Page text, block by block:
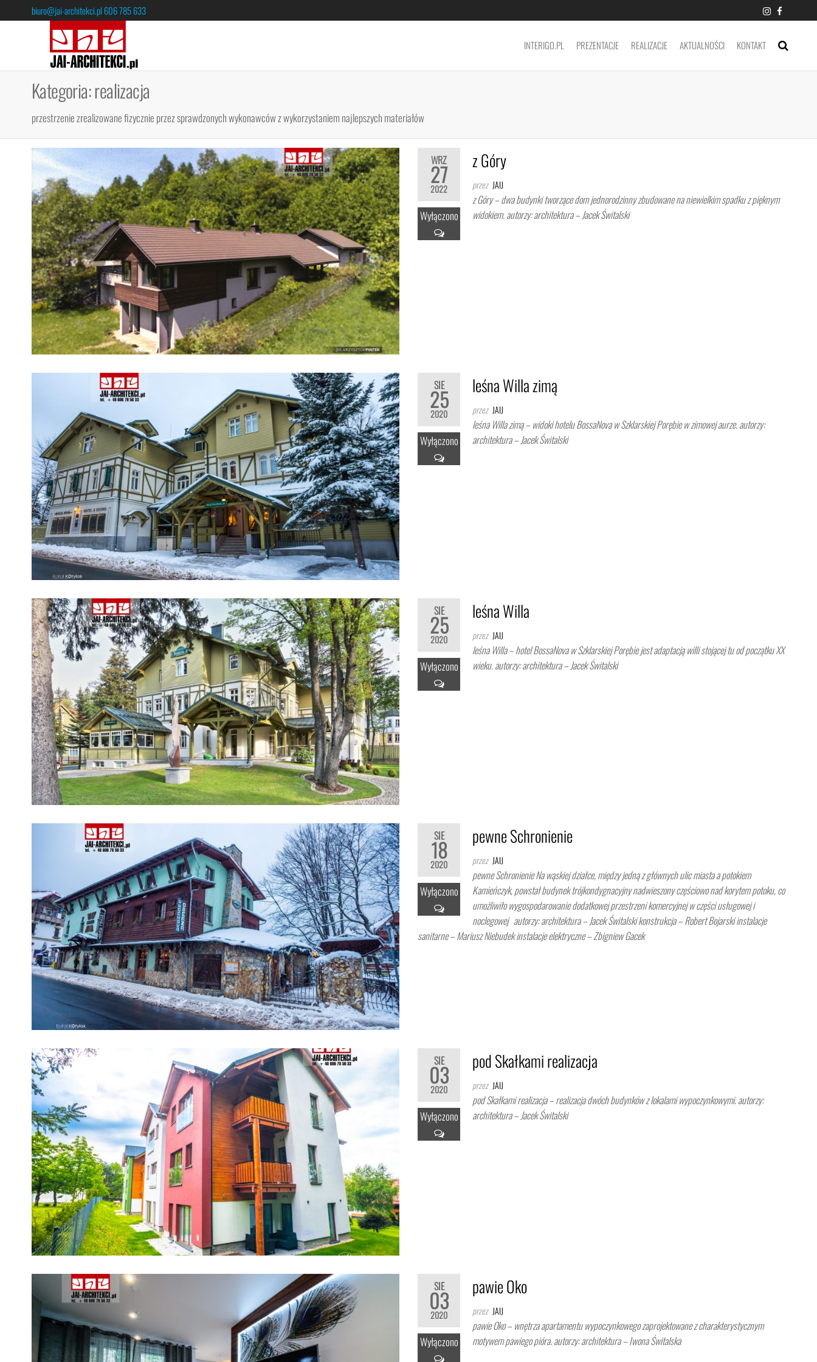
biuro@jai-architekci.pl 606 785 633
ARCHITEKCI
INTERIGO.PL PREZENTACJE REALIZACJE AKTUALNOŚCI KONTAKT
Kategoria:realizacja
przestrzenie zrealizowane fizycznie przez sprawdzonych wykonawców z wykorzystaniem najlepszych materiałów
WRZ
27
2022
Wyłączono
z Góry
przez JAIJ
z Góry – dwa budynki tworzące dom jednorodzinny zbudowane na niewielkim spadku z pięknym
widokiem. autorzy: architektura – Jacek Świtalski
SIE
25
2020
Wyłączono
leśna Willa zimą
przez JAIJ
leśna Willa zimą – widoki hotelu BossaNova w Szklarskiej Porębie w zimowej aurze. autorzy:
architektura – Jacek Świtalski
SIE
25
2020
Wyłączono
leśna Willa
przez JAIJ
leśna Willa – hotel BossaNova w Szklarskiej Porębie jest adaptacją willi stojącej tu od początku XX
wieku. autorzy: architektura – Jacek Świtalski
SIE
18
2020
Wyłączono
pewne Schronienie
przez JAIJ
pewne Schronienie Na wąskiej działce, między jedną z głównych ulic miasta a potokiem
Kamieńczyk, powstał budynek trójkondygnacyjny nadwieszony częściowo nad korytem potoku, co
umożliwiło wygospodarowanie dodatkowej przestrzeni komercyjnej w części usługowej i
noclegowej autorzy: architektura – Jacek Świtalski konstrukcja – Robert Bojarski instalacje
sanitarne – Mariusz Niebudek instalacje elektryczne – Zbigniew Gacek
SIE
03
2020
Wyłączono
pod Skałkami realizacja
przez JAIJ
pod Skałkami realizacja – realizacja dwóch budynków z lokalami wypoczynkowymi. autorzy:
architektura – Jacek Świtalski
SIE
03
2020
Wyłączono
pawie Oko
przez JAIJ
pawie Oko – wnętrza apartamentu wypoczynkowego zaprojektowane z charakterystycznym
motywem pawiego pióra. autorzy: architektura – Iwona Świtalska